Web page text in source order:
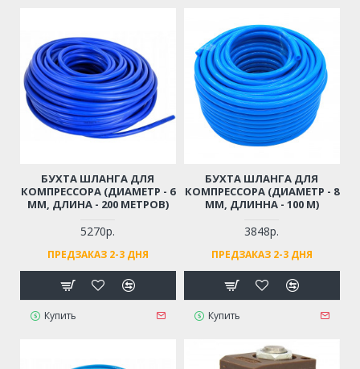
БУХТА ШЛАНГА ДЛЯ
КОМПРЕССОРА (ДИАМЕТР - 6
ММ, ДЛИНА - 200 МЕТРОВ)
5270р.
ПРЕДЗАКАЗ 2-3 ДНЯ
Купить
БУХТА ШЛАНГА ДЛЯ
КОМПРЕССОРА (ДИАМЕТР - 8
ММ, ДЛИННА - 100 М)
3848р.
ПРЕДЗАКАЗ 2-3 ДНЯ
Купить